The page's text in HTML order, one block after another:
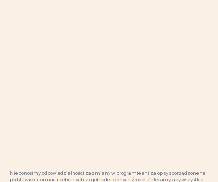
Nie ponosimy odpowiedzialności za zmiany w programie ani za opisy sporządzone na
podstawie informacji zebranych z ogólnodostępnych źródeł. Zalecamy, aby wszystkie